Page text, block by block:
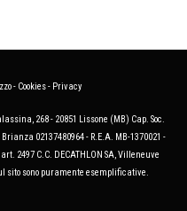
- Cookies- Privacy
268 - 20851 Lissone (MB) Cap. Soc.
02137480964 - R.E.A. MB-1370021 -
2497 C.C. DECATHLON SA, Villeneuve
sito sono puramente esemplificative.